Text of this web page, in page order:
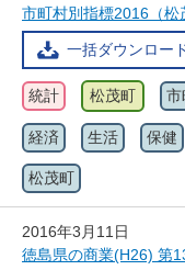
市町村別指標2016（松
一括ダウンロー
統計 松茂町 市
経済 生活 保健
松茂町
2016年3月11日
徳島県の商業(H26) 第